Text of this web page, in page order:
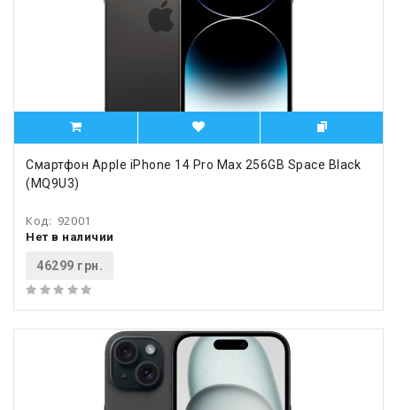
Смартфон Apple iPhone 14 Pro Max 256GB Space Black
(MQ9U3)
Код: 92001
Нет в наличии
46299 грн.